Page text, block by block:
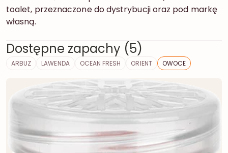
toalet, przeznaczone do dystrybucji oraz pod markę
własną.
Dostępne zapachy (5)
ARBUZ LAWENDA OCEAN FRESH ORIENT OWOCE